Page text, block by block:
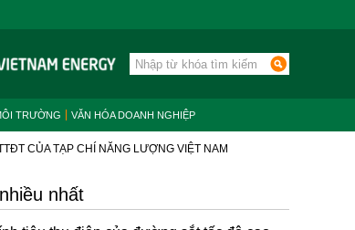
TRƯỜNG VĂN HÓA DOANH NGHIỆP
CỦA TẠP CHÍ NĂNG LƯỢNG VIỆT NAM
nhất